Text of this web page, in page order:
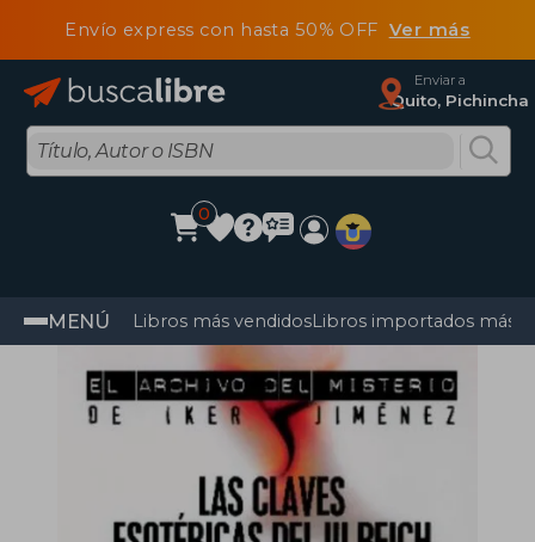
Envío express con hasta 50% OFF Ver más
Enviar a
Quito, Pichincha
0
MENÚ Libros más vendidosLibros importados más